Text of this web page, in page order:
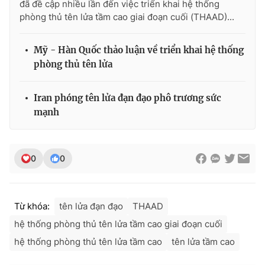
THỜI BÁO VTV
Theo dõi báo trên
Cơ quan báo chí:
Tổng Biên tập:Vũ Thanh Thủy
Phó Tổng Biên tập:Nguyễn Thị Mỹ Hạnh, Phạm Quốc Thắng,
Nguyễn Trọng Ninh
đã đề cập nhiều lần đến việc triển khai hệ thống
phòng thủ tên lửa tầm cao giai đoạn cuối (THAAD)...
Mỹ - Hàn Quốc thảo luận về triển khai hệ thống
phòng thủ tên lửa
Iran phóng tên lửa đạn đạo phô trương sức
mạnh
0 0
Từ khóa: tên lửa đạn đạo
THAAD
hệ thống phòng thủ tên lửa tầm cao giai đoạn cuối
hệ thống phòng thủ tên lửa tầm cao
tên lửa tầm cao